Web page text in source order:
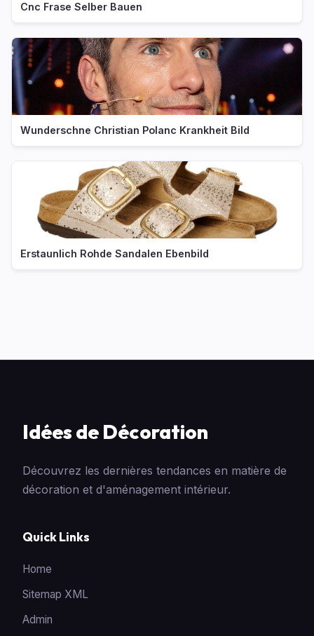
Cnc Frase Selber Bauen
Wunderschne Christian Polanc Krankheit Bild
Erstaunlich Rohde Sandalen Ebenbild
Idées de Décoration
Découvrez les dernières tendances en matière de
décoration et d'aménagement intérieur.
Quick Links
Home
Sitemap XML
Admin